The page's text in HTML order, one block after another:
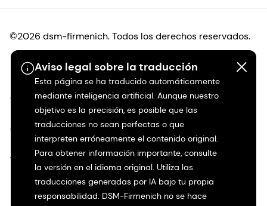
Aviso legal sobre la traducción
Esta página se ha traducido automáticamente
mediante inteligencia artificial. Aunque nuestro
objetivo es la precisión, es posible que las
traducciones no sean perfectas o que
interpreten erróneamente el contenido original.
Para obtener información importante, consulte
la versión en el idioma original. Utiliza las
traducciones generadas por IA bajo tu propia
responsabilidad. DSM-Firmenich no se hace
©2026 dsm-firmenich. Todos los derechos reservados.
Protección de datos
Condiciones de uso
Condiciones generales
Transparencia en California
Declaración de accesibilidad